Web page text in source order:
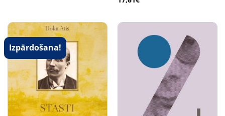
Izpārdošana!